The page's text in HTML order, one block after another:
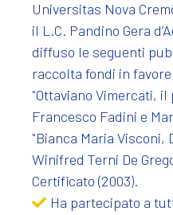
Universitas Nova
il L.C. Pandino Gera
diffuso le seguenti
raccolta fondi in
"Ottaviano Vimercati,
Francesco Fadini e
"Bianca Maria Visconi,
Winifred Terni De
Certificato (2003).
Ha partecipato a